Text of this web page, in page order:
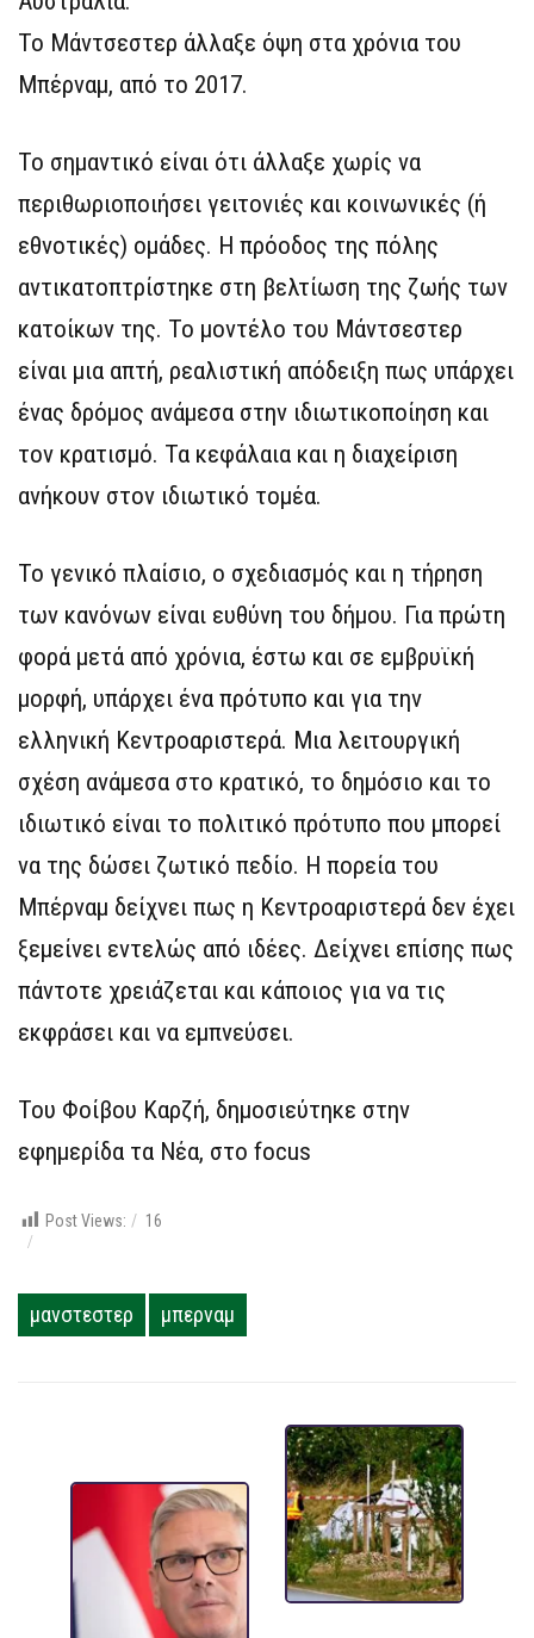
Το Μάντσεστερ άλλαξε όψη στα χρόνια του
Μπέρναμ, από το 2017.
Το σημαντικό είναι ότι άλλαξε χωρίς να
περιθωριοποιήσει γειτονιές και κοινωνικές (ή
εθνοτικές) ομάδες. Η πρόοδος της πόλης
αντικατοπτρίστηκε στη βελτίωση της ζωής των
κατοίκων της. Το μοντέλο του Μάντσεστερ
είναι μια απτή, ρεαλιστική απόδειξη πως υπάρχει
ένας δρόμος ανάμεσα στην ιδιωτικοποίηση και
τον κρατισμό. Τα κεφάλαια και η διαχείριση
ανήκουν στον ιδιωτικό τομέα.
Το γενικό πλαίσιο, ο σχεδιασμός και η τήρηση
των κανόνων είναι ευθύνη του δήμου. Για πρώτη
φορά μετά από χρόνια, έστω και σε εμβρυϊκή
μορφή, υπάρχει ένα πρότυπο και για την
ελληνική Κεντροαριστερά. Μια λειτουργική
σχέση ανάμεσα στο κρατικό, το δημόσιο και το
ιδιωτικό είναι το πολιτικό πρότυπο που μπορεί
να της δώσει ζωτικό πεδίο. Η πορεία του
Μπέρναμ δείχνει πως η Κεντροαριστερά δεν έχει
ξεμείνει εντελώς από ιδέες. Δείχνει επίσης πως
πάντοτε χρειάζεται και κάποιος για να τις
εκφράσει και να εμπνεύσει.
Του Φοίβου Καρζή, δημοσιεύτηκε στην
εφημερίδα τα Νέα, στο focus
Post Views: 16
μανστεστερ μπερναμ